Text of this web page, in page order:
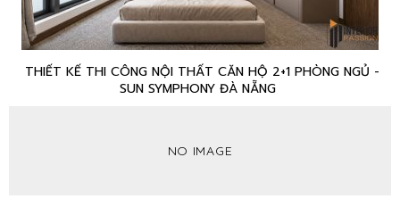
THIẾT KẾ THI CÔNG NỘI THẤT CĂN HỘ 2+1 PHÒNG NGỦ -
SUN SYMPHONY ĐÀ NẴNG
NO IMAGE